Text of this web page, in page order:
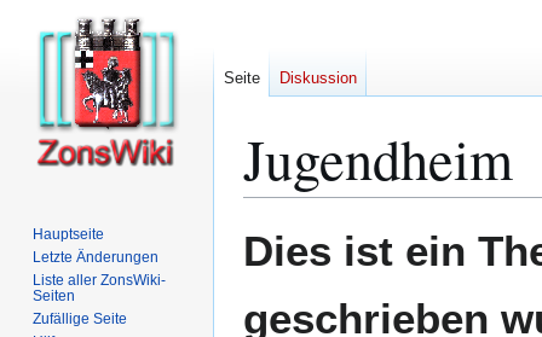
Jugendheim
Navigation
Suche
Dies ist ein
geschrieben
Seite Diskussion
Hauptseite
Letzte Änderungen
Liste aller ZonsWiki-
Seiten
Zufällige Seite